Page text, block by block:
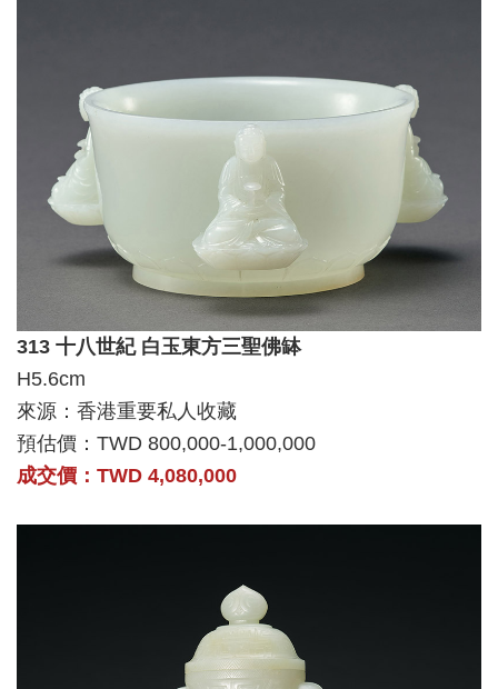
313 十八世紀 白玉東方三聖佛缽
H5.6cm
來源：香港重要私人收藏
預估價：TWD 800,000-1,000,000
成交價：TWD 4,080,000